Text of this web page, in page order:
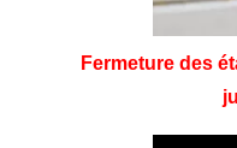
Fermeture des